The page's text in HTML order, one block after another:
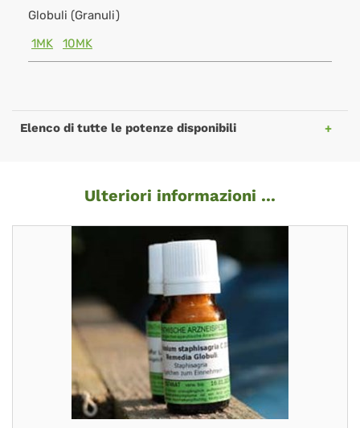
Globuli (Granuli)
1MK
10MK
Elenco di tutte le potenze disponibili
Ulteriori informazioni ...